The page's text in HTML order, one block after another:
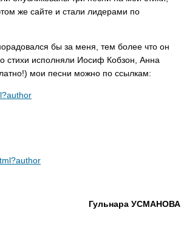
же сайте и стали лидерами по
бы за меня, тем более что он
стихи исполняли Иосиф Кобзон, Анна
мои песни можно по ссылкам:
УСМАНОВА